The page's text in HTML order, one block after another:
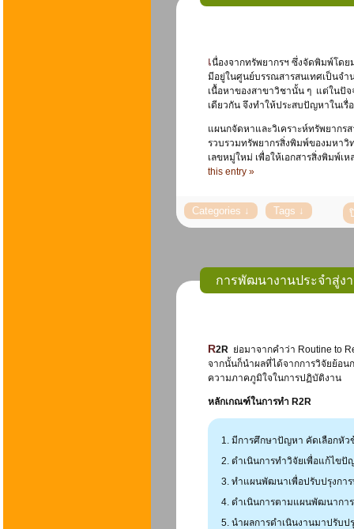
เนื่องจากทรัพยากรฯ ซึ่งจัดพิมพ์โดยมหาวิทยาลัยหัวเฉียวเฉลิมพระเกียรติและสิ่งพิมพ์ที่มีตราสัญลักษณ์มหาวิทยาลัยหัวเฉียวเฉลิมพระเกียรติ
มีอยู่ในศูนย์บรรณสารสนเทศเป็นจำ
เนื้อหาของสาขาวิชานั้น ๆ แต่ในปั
เดียวกัน จึงทำให้ประสบปัญหาในเรื่
แผนกจัดหาและวิเคราะห์ทรัพยากร
รวบรวมทรัพยากรสิ่งพิมพ์ของมหา
เลขหมู่ใหม่ เพื่อให้เอกสารสิ่งพิมพ์
this entry »
การพัฒนางานประจำสู่งา
R2R ย่อมาจากคำว่า Routine to
จากนั้นก็นำผลที่ได้จากการวิจัยย้อ
ความภาคภูมิใจในการปฏิบัติงาน
หลักเกณฑ์ในการทำ R2R
มีการศึกษาปัญหา คัดเลือกหัว
ดำเนินการทำวิจัยเพื่อแก้ไขปั
ทำแผนพัฒนาเพื่อปรับปรุงกา
ดำเนินการตามแผนพัฒนากา
นำผลการดำเนินงานมาปรับป